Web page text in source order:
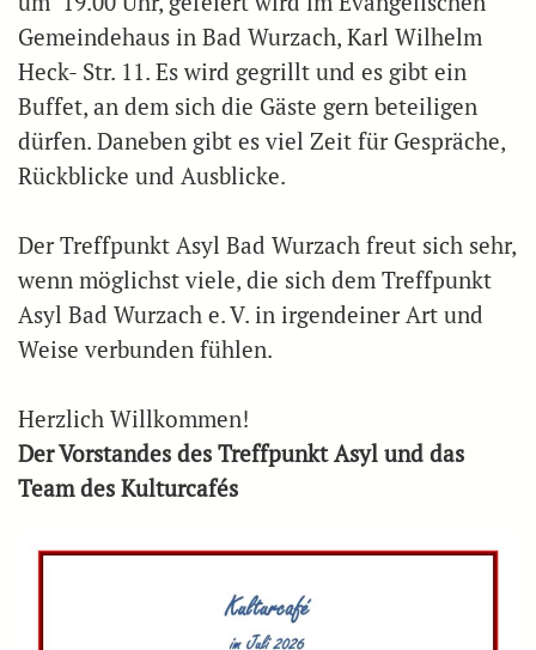
Gemeindehaus in Bad Wurzach, Karl Wilhelm
Heck- Str. 11. Es wird gegrillt und es gibt ein
Buffet, an dem sich die Gäste gern beteiligen
dürfen. Daneben gibt es viel Zeit für Gespräche,
Rückblicke und Ausblicke.
Der Treffpunkt Asyl Bad Wurzach freut sich sehr,
wenn möglichst viele, die sich dem Treffpunkt
Asyl Bad Wurzach e. V. in irgendeiner Art und
Weise verbunden fühlen.
Herzlich Willkommen!
Der Vorstandes des Treffpunkt Asyl und das
Team des Kulturcafés